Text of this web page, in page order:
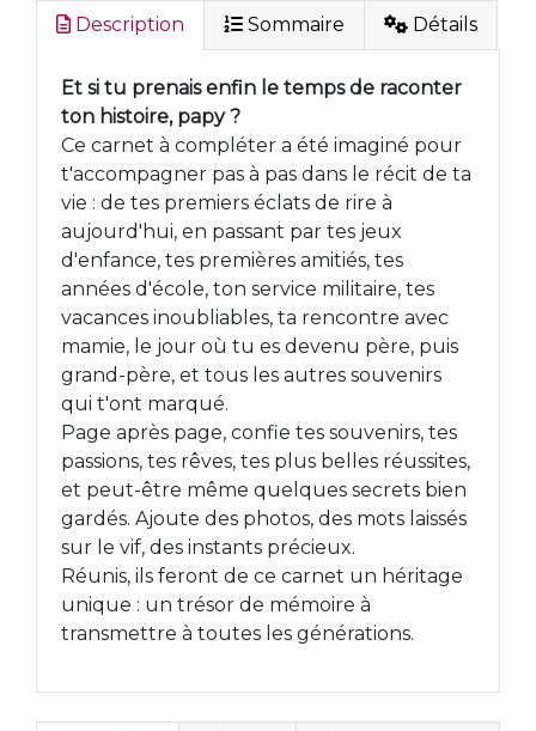
Description Sommaire Détails
Et si tu prenais enfin le temps de raconter
ton histoire, papy ?
Ce carnet à compléter a été imaginé pour
t'accompagner pas à pas dans le récit de ta
vie : de tes premiers éclats de rire à
aujourd'hui, en passant par tes jeux
d'enfance, tes premières amitiés, tes
années d'école, ton service militaire, tes
vacances inoubliables, ta rencontre avec
mamie, le jour où tu es devenu père, puis
grand-père, et tous les autres souvenirs
qui t'ont marqué.
Page après page, confie tes souvenirs, tes
passions, tes rêves, tes plus belles réussites,
et peut-être même quelques secrets bien
gardés. Ajoute des photos, des mots laissés
sur le vif, des instants précieux.
Réunis, ils feront de ce carnet un héritage
unique : un trésor de mémoire à
transmettre à toutes les générations.